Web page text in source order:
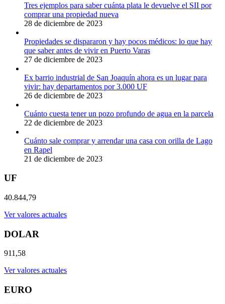
Tres ejemplos para saber cuánta plata le devuelve el SII por
comprar una propiedad nueva
28 de diciembre de 2023
Propiedades se dispararon y hay pocos médicos: lo que hay
que saber antes de vivir en Puerto Varas
27 de diciembre de 2023
Ex barrio industrial de San Joaquín ahora es un lugar para
vivir: hay departamentos por 3.000 UF
26 de diciembre de 2023
Cuánto cuesta tener un pozo profundo de agua en la parcela
22 de diciembre de 2023
Cuánto sale comprar y arrendar una casa con orilla de Lago
en Rapel
21 de diciembre de 2023
UF
40.844,79
Ver valores actuales
DOLAR
911,58
Ver valores actuales
EURO